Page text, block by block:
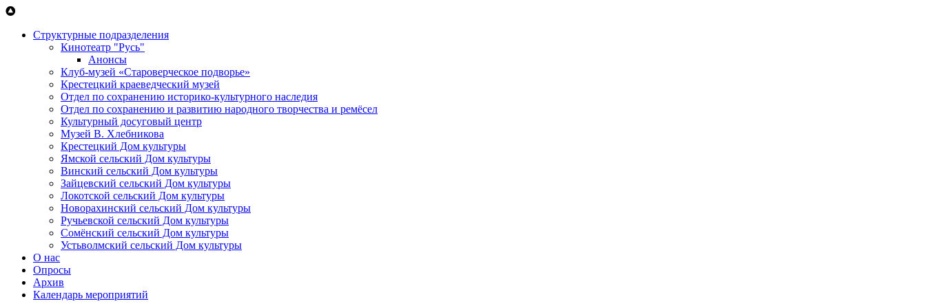
Перейти к основному содержанию
Структурные подразделения
Кинотеатр "Русь"
Анонсы
Клуб-музей «Староверческое подворье»
Крестецкий краеведческий музей
Отдел по сохранению историко-культурного наследия
Отдел по сохранению и развитию народного творчества и ремёсел
Культурный досуговый центр
Музей В. Хлебникова
Крестецкий Дом культуры
Ямской сельский Дом культуры
Винский сельский Дом культуры
Зайцевский сельский Дом культуры
Локотской сельский Дом культуры
Новорахинский сельский Дом культуры
Ручьевской сельский Дом культуры
Сомёнский сельский Дом культуры
Устьволмский сельский Дом культуры
О нас
Опросы
Архив
Календарь мероприятий